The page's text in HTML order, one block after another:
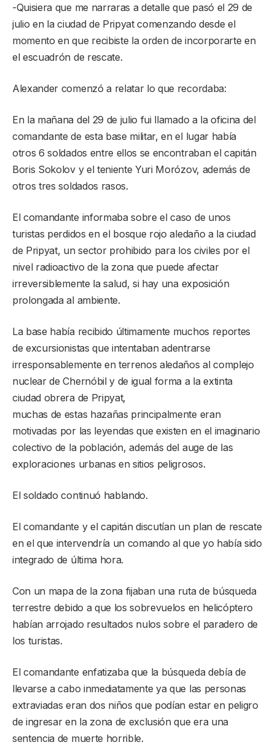
-Quisiera que me narraras a detalle que pasó el 29 de
julio en la ciudad de Pripyat comenzando desde el
momento en que recibiste la orden de incorporarte en
el escuadrón de rescate.
Alexander comenzó a relatar lo que recordaba:
En la mañana del 29 de julio fui llamado a la oficina del
comandante de esta base militar, en el lugar había
otros 6 soldados entre ellos se encontraban el capitán
Boris Sokolov y el teniente Yuri Morózov, además de
otros tres soldados rasos.
El comandante informaba sobre el caso de unos
turistas perdidos en el bosque rojo aledaño a la ciudad
de Pripyat, un sector prohibido para los civiles por el
nivel radioactivo de la zona que puede afectar
irreversiblemente la salud, si hay una exposición
prolongada al ambiente.
La base había recibido últimamente muchos reportes
de excursionistas que intentaban adentrarse
irresponsablemente en terrenos aledaños al complejo
nuclear de Chernóbil y de igual forma a la extinta
ciudad obrera de Pripyat,
muchas de estas hazañas principalmente eran
motivadas por las leyendas que existen en el imaginario
colectivo de la población, además del auge de las
exploraciones urbanas en sitios peligrosos.
El soldado continuó hablando.
El comandante y el capitán discutían un plan de rescate
en el que intervendría un comando al que yo había sido
integrado de última hora.
Con un mapa de la zona fijaban una ruta de búsqueda
terrestre debido a que los sobrevuelos en helicóptero
habían arrojado resultados nulos sobre el paradero de
los turistas.
El comandante enfatizaba que la búsqueda debía de
llevarse a cabo inmediatamente ya que las personas
extraviadas eran dos niños que podían estar en peligro
de ingresar en la zona de exclusión que era una
sentencia de muerte horrible.